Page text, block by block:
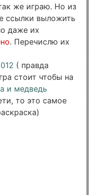
же играю. Но из
ссылки выложить
даже их
. Перечислю их
( правда
стоит чтобы на
и медведь
то это самое